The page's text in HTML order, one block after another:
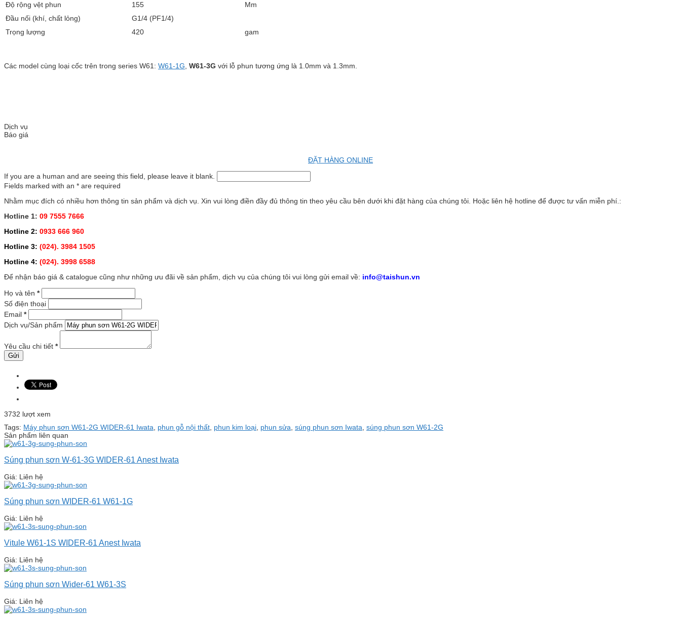
Độ rộng vệt phun
155
Mm
Đầu nối (khí, chất lỏng)
G1/4 (PF1/4)
Trọng lượng
420 gam
Các model cùng loại cốc trên trong series W61: W61-1G W61-3G với lỗ phun tương ứng là 1.0mm và 1.3mm.
Dịch vụ
Báo giá
ĐẶT HÀNG ONLINE
If you are a human and are seeing this field, please leave it blank.
Fields marked with an * are required
Nhằm mục đích có nhiều hơn thông tin sản phẩm và dịch vụ. Xin vui lòng điền đầy đủ thông tin theo yêu cầu bên dưới khi đặt hàng của chúng tôi. Hoặc liên hệ hotline để được tư vấn miễn phí.:
Hotline 1: 09 7555 7666
Hotline 2: 0933 666 960
Hotline 3: (024). 3984 1505
Hotline 4: (024). 3998 6588
Để nhận báo giá & catalogue cũng như những ưu đãi về sản phẩm, dịch vụ của chúng tôi vui lòng gửi email về: info@taishun.vn
Họ và tên *
Số điện thoại
Email *
Dịch vụ/Sản phẩm
Yêu cầu chi tiết *
3732 lượt xem
Tags: Máy phun sơn W61-2G WIDER-61 Iwata phun gỗ nội thất phun kim loại phun sửa súng phun sơn Iwata súng phun sơn W61-2G
Sản phẩm liên quan
Súng phun sơn W-61-3G WIDER-61 Anest Iwata
Giá: Liên hệ
Súng phun sơn WIDER-61 W61-1G
Giá: Liên hệ
Vitule W61-1S WIDER-61 Anest Iwata
Giá: Liên hệ
Súng phun sơn Wider-61 W61-3S
Giá: Liên hệ